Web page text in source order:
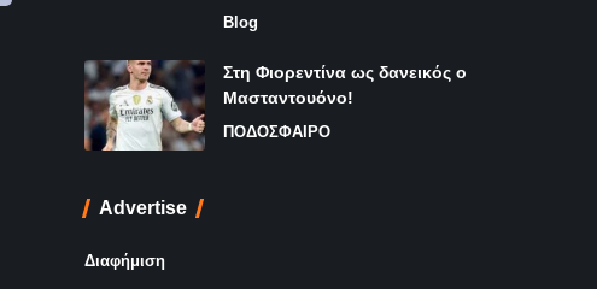
Blog
Στη Φιορεντίνα ως δανεικός ο
Μασταντουόνο!
ΠΟΔΟΣΦΑΙΡΟ
Advertise
Διαφήμιση